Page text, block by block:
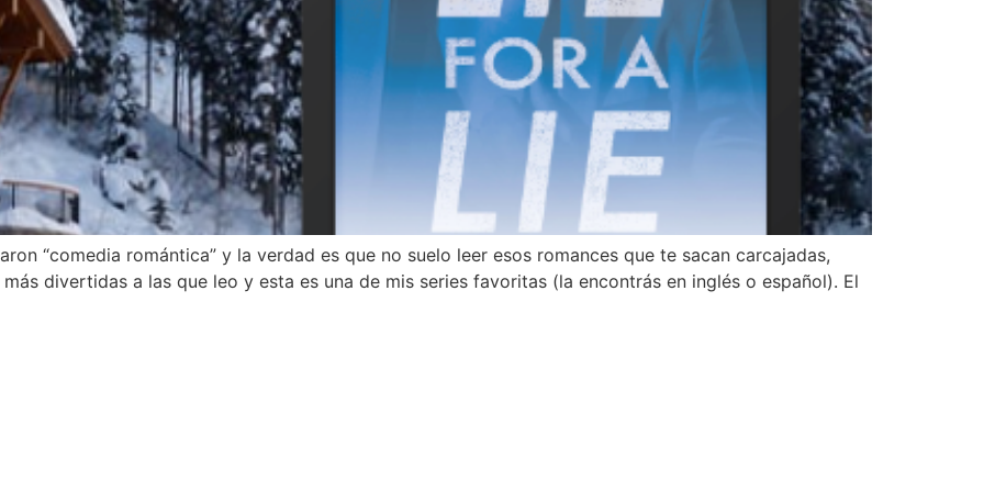
“comedia romántica” y la verdad es que no suelo leer esos romances que te sacan carcajadas,
divertidas a las que leo y esta es una de mis series favoritas (la encontrás en inglés o español). El